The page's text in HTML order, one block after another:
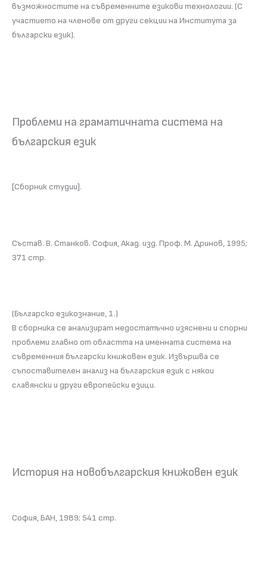
възможностите на съвременните езикови технологии. (С
участието на членове от други секции на Института за
български език).
Проблеми на граматичната система на
българския език
[Сборник студии].
Състав. В. Станков. София, Акад. изд. Проф. М. Дринов, 1995;
371 стр.
(Българско езикознание, 1.)
В сборника се анализират недостатъчно изяснени и спорни
проблеми главно от областта на именната система на
съвременния български книжовен език. Извършва се
съпоставителен анализ на българския език с някои
славянски и други европейски езици.
История на новобългарския книжовен език
София, БАН, 1989; 541 стр.